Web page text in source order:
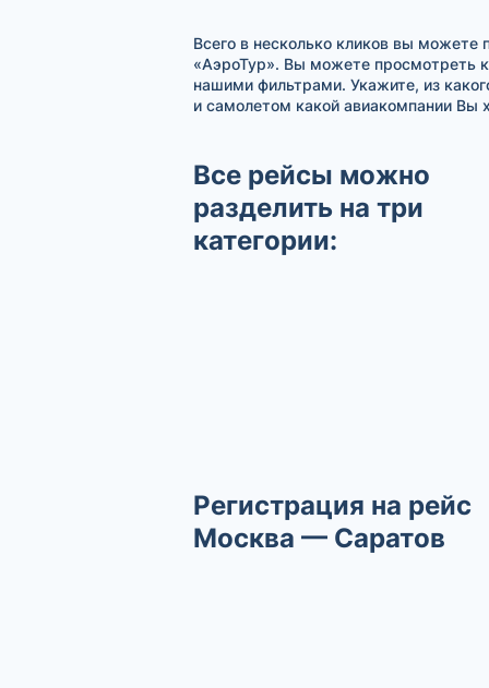
Всего в несколько кликов вы можете
«АэроТур». Вы можете просмотреть
нашими фильтрами. Укажите, из
и самолетом какой авиакомпании Вы
Все рейсы можно
разделить на три
категории:
Регистрация на рейс
Москва — Саратов